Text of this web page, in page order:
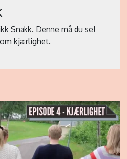
Snakk. Denne må du se!
kjærlighet.